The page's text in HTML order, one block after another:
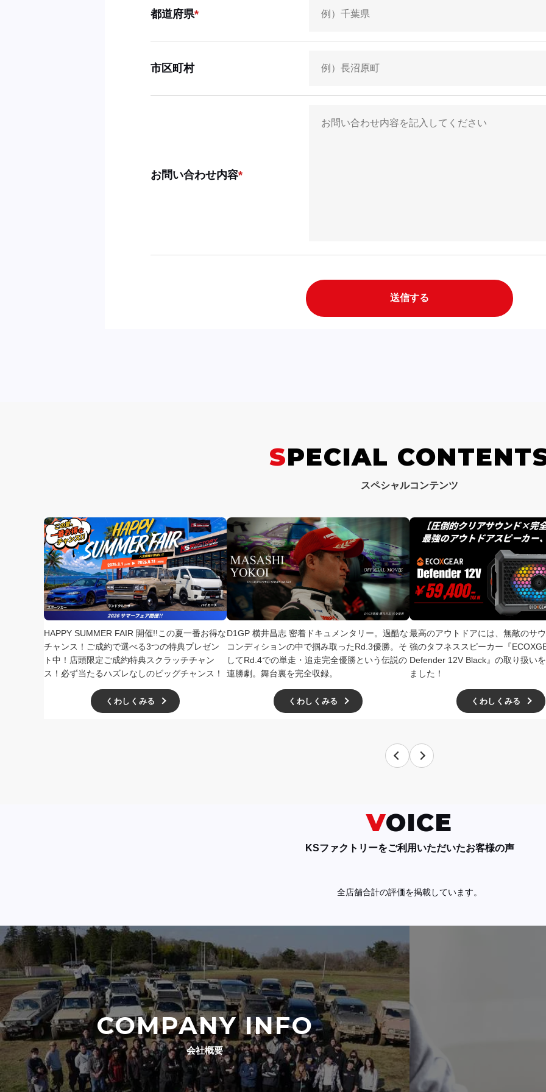
都道府県
市区町村
お問い合わせ内容
SPECIAL
スペシャルコンテンツ
HAPPY SUMMER FAIR 開催!!この夏一番お得な
チャンス！ご成約で選べる3つの特典プレゼン
ト中！店頭限定ご成約特典スクラッチチャン
ス！必ず当たるハズレなしのビッグチャンス！
くわしくみる
D1GP 横井昌志 密着ドキュメンタリー。過酷な
コンディションの中で掴み取ったRd.3優勝。そ
してRd.4での単走・追走完全優勝という伝説の
連勝劇。舞台裏を完全収録。
くわしくみる
最高のアウトドアには、無敵のサ
強のタフネススピーカー『
Defender 12V Black』の取り扱い
ました！
くわしくみる
VOICE
KSファクトリーをご利用いただいたお客様の声
全店舗合計の評価を掲載しています。
COMPANY INFO
会社概要